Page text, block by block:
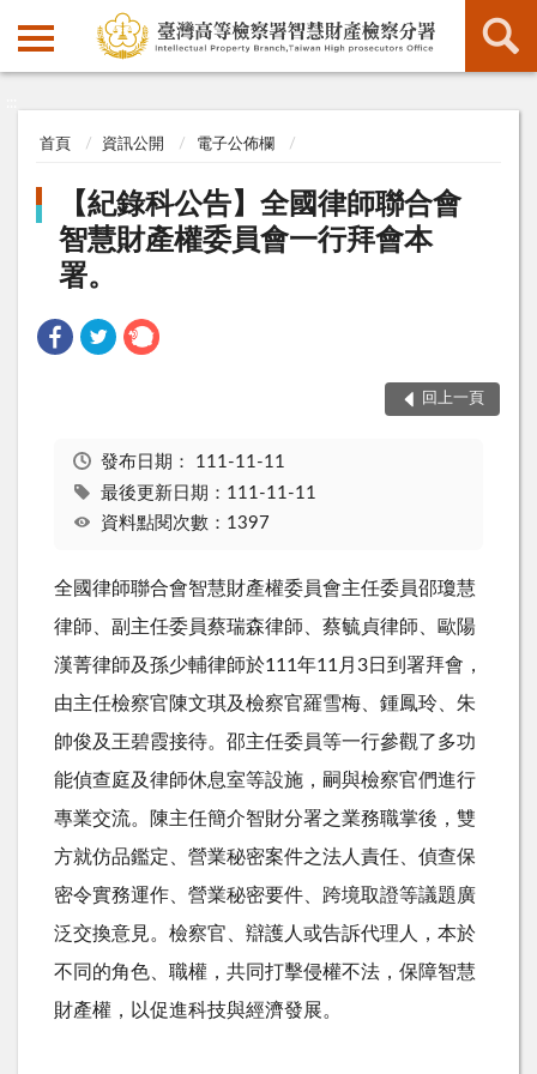
首頁 資訊公開 電子公佈欄
【紀錄科公告】全國律師聯合會
智慧財產權委員會一行拜會本
署。
回上一頁
發布日期： 111-11-11
最後更新日期：111-11-11
資料點閱次數：1397
全國律師聯合會智慧財產權委員會主任委員邵瓊慧
律師、副主任委員蔡瑞森律師、蔡毓貞律師、歐陽
漢菁律師及孫少輔律師於111年11月3日到署拜會，
由主任檢察官陳文琪及檢察官羅雪梅、鍾鳳玲、朱
帥俊及王碧霞接待。邵主任委員等一行參觀了多功
能偵查庭及律師休息室等設施，嗣與檢察官們進行
專業交流。陳主任簡介智財分署之業務職掌後，雙
方就仿品鑑定、營業秘密案件之法人責任、偵查保
密令實務運作、營業秘密要件、跨境取證等議題廣
泛交換意見。檢察官、辯護人或告訴代理人，本於
不同的角色、職權，共同打擊侵權不法，保障智慧
財產權，以促進科技與經濟發展。